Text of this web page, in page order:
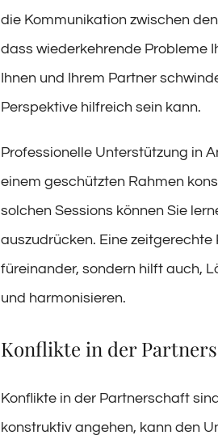
die Kommunikation zwischen
dass wiederkehrende Probleme
Ihnen und Ihrem Partner
Perspektive hilfreich sein kann.
Professionelle Unterstützung in
einem geschützten Rahmen
solchen Sessions können Sie
auszudrücken. Eine
füreinander, sondern hilft auch,
und harmonisieren.
Konflikte in der
Konflikte in der Partnerschaft
konstruktiv angehen, kann den